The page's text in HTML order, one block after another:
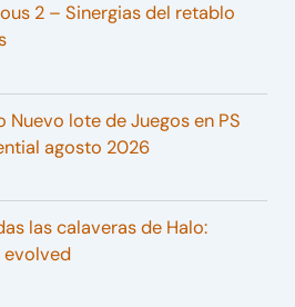
2 – Sinergias del retablo
Nuevo lote de Juegos en PS
agosto 2026
las calaveras de Halo:
evolved